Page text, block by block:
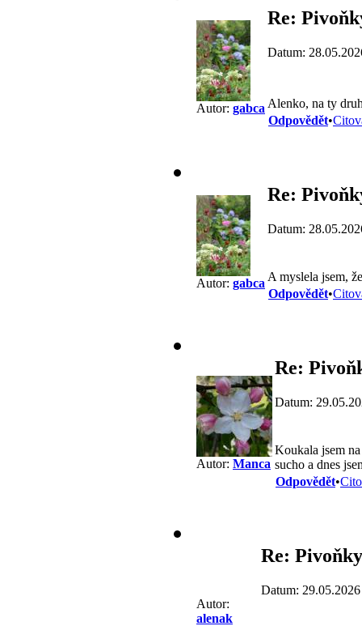
Autor: gabca
Re:
Datum:
Alenko, na ty
Odpovědět•
Autor: gabca
Re:
Datum:
A myslela jsem,
Odpovědět•
Autor: Manca
Re:
Datum:
Koukala jsem
sucho a dnes
Odpovědět•
Autor:
alenak
Re: Pivoňky
Datum: